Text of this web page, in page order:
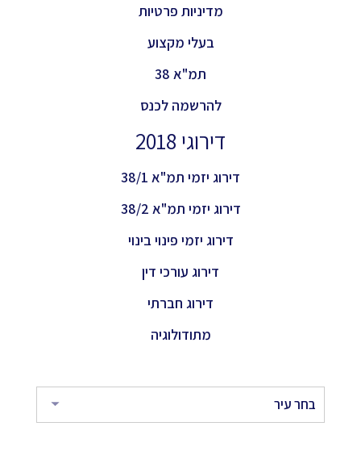
מדיניות פרטיות
בעלי מקצוע
תמ"א 38
להרשמה לכנס
דירוגי 2018
דירוג יזמי תמ"א 38/1
דירוג יזמי תמ"א 38/2
דירוג יזמי פינוי בינוי
דירוג עורכי דין
דירוג חברתי
מתודולוגיה